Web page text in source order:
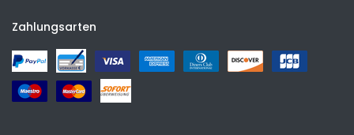
Zahlungsarten